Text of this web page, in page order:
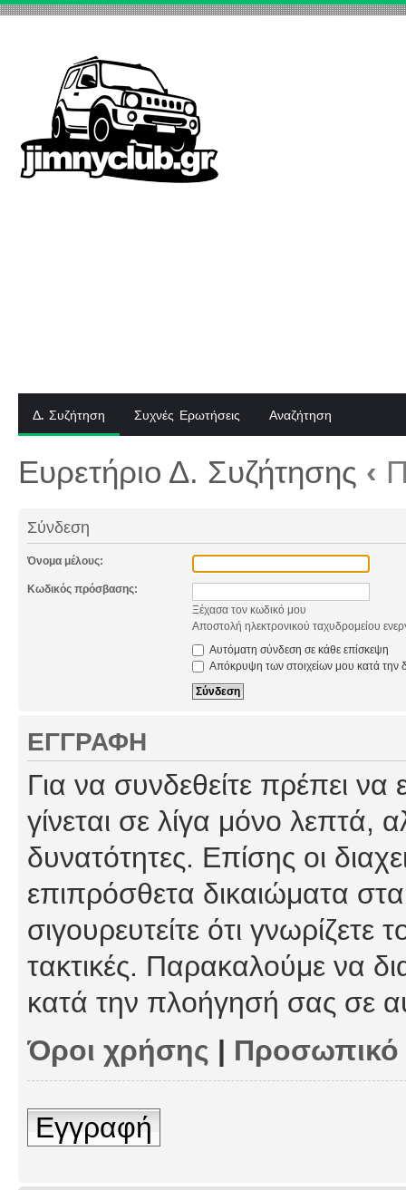
Δ. Συζήτηση Συχνές Ερωτήσεις Αναζήτηση
Ευρετήριο Δ. Συζήτησης ‹
Σύνδεση
Όνομα μέλους:
Κωδικός πρόσβασης:
Ξέχασα τον κωδικό μου
Αποστολή ηλεκτρονικού ταχυδρομείου
Αυτόματη σύνδεση σε κάθε επίσκεψη
Απόκρυψη των στοιχείων μου κατά την
ΕΓΓΡΑΦΉ
Για να συνδεθείτε πρέπει
γίνεται σε λίγα μόνο λεπτά,
δυνατότητες. Επίσης οι
επιπρόσθετα δικαιώματα
σιγουρευτείτε ότι γνωρίζετε
τακτικές. Παρακαλούμε να
κατά την πλοήγησή σας σε
Όροι χρήσης |
Εγγραφή